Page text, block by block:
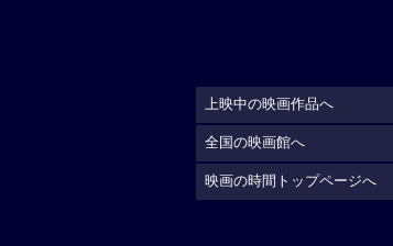
上映中の映画作品へ
全国の映画館へ
映画の時間トップページへ